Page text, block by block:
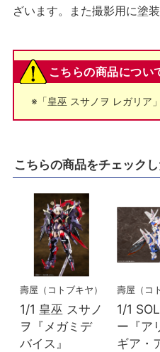
ざいます。また撮影用に塗
こちらの商品につい
※「皇巫 スサノヲ レガリア
こちらの商品をチェック
壽屋（コトブキヤ）
1/1 皇巫 スサノ
ヲ『メガミデ
バイス』
壽屋（コ
1/1
ー『ア
ギア・